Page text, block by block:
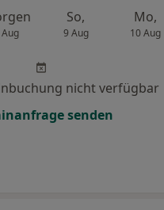
So,
9 Aug
Mo,
10 Aug
nicht verfügbar
senden